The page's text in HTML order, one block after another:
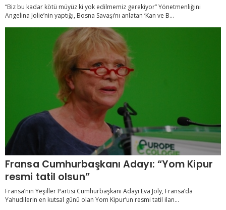
“Biz bu kadar kötü müyüz ki yok edilmemiz gerekiyor” Yönetmenliğini
Angelina Jolie’nin yaptığı, Bosna Savaşı’nı anlatan ‘Kan ve B...
Fransa Cumhurbaşkanı Adayı: “Yom Kipur
resmi tatil olsun”
Fransa’nın Yeşiller Partisi Cumhurbaşkanı Adayı Eva Joly, Fransa’da
Yahudilerin en kutsal günü olan Yom Kipur’un resmi tatil ilan...